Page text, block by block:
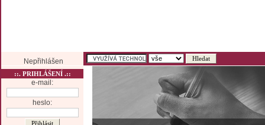
Nepřihlášen
::. PRIHLÁŠENÍ .::
e-mail:
heslo: